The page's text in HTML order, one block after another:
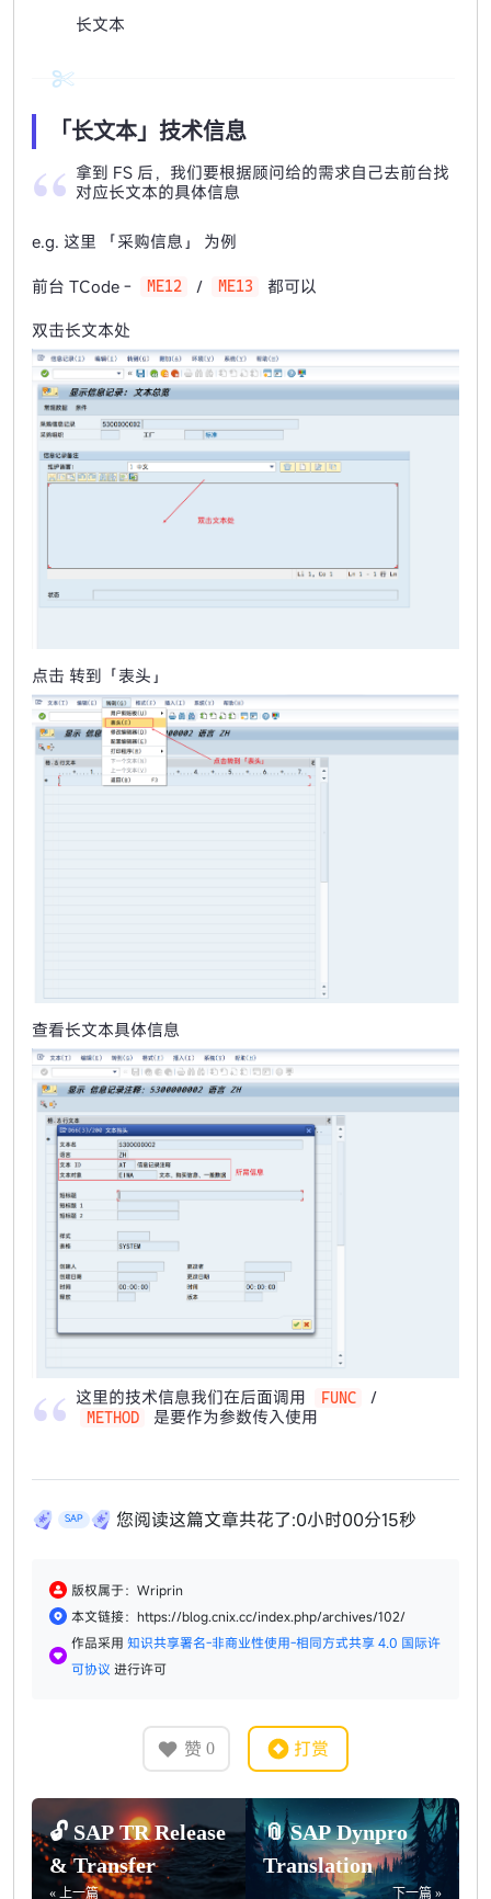
长文本
「长文本」技术信息
拿到 FS 后，我们要根据顾问给的需求自己去前台找
对应长文本的具体信息
e.g. 这里 「采购信息」 为例
前台 TCode - ME12 / ME13 都可以
双击长文本处
点击 转到「表头」
查看长文本具体信息
这里的技术信息我们在后面调用 FUNC /
METHOD 是要作为参数传入使用
SAP 您阅读这篇文章共花了:0小时00分15秒
版权属于：Wriprin
本文链接：https://blog.cnix.cc/index.php/archives/102/
作品采用 知识共享署名-非商业性使用-相同方式共享 4.0 国际许
可协议 进行许可
赞 0 打赏
🔓 SAP TR Release
& Transfer
« 上一篇
📎 SAP Dynpro
Translation
下一篇 »